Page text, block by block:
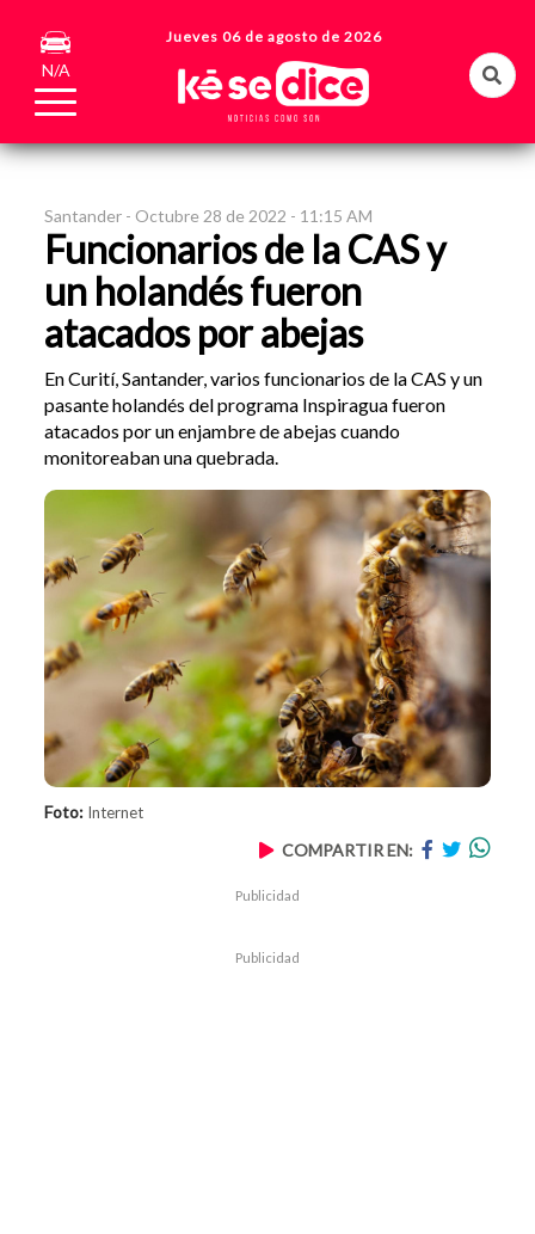
N/A
Jueves 06 de agosto de 2026
Santander - Octubre 28 de 2022 - 11:15 AM
Funcionarios de la CAS y
un holandés fueron
atacados por abejas
En Curití, Santander, varios funcionarios de la CAS y un
pasante holandés del programa Inspiragua fueron
atacados por un enjambre de abejas cuando
monitoreaban una quebrada.
Foto: Internet
COMPARTIR EN:
Publicidad
Publicidad